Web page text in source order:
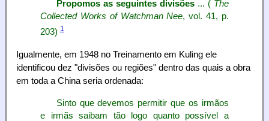
Propomos as seguintes divisões ... ( The
Collected Works of Watchman Nee, vol. 41, p.
203) 1
Igualmente, em 1948 no Treinamento em Kuling ele
identificou dez "divisões ou regiões" dentro das quais a obra
em toda a China seria ordenada:
Sinto que devemos permitir que os irmãos
e irmãs saibam tão logo quanto possível a